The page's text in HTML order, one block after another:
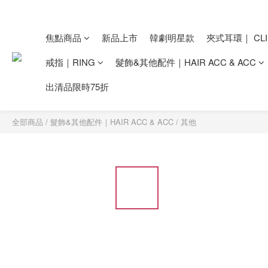
焦點商品 新品上市 韓劇明星款
夾式耳環｜
戒指｜RING
髮飾&其他配件｜HAIR ACC & ACC
出清品限時75折
全部商品 / 髮飾&其他配件｜HAIR ACC & ACC / 其他